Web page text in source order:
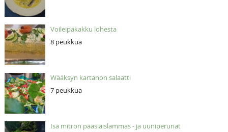
Voileipäkakku lohesta
8 peukkua
Wääksyn kartanon salaatti
7 peukkua
Isä mitron pääsiäislammas - ja uuniperunat